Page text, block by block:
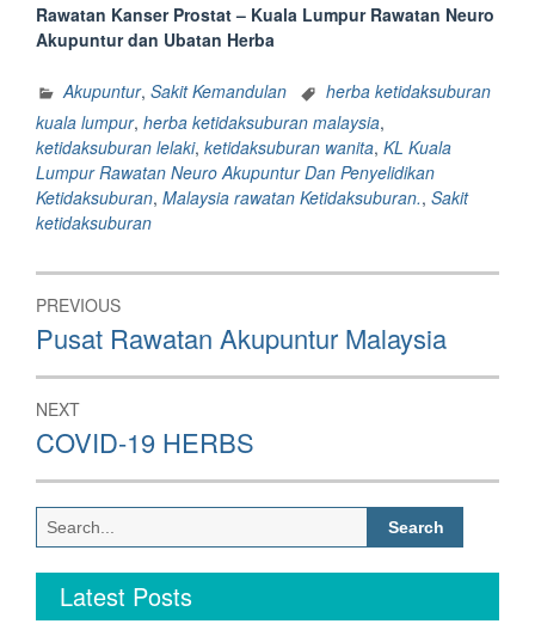
Rawatan Kanser Prostat – Kuala Lumpur Rawatan Neuro
Akupuntur dan Ubatan Herba
Akupuntur, Sakit Kemandulan
herba ketidaksuburan
kuala lumpur, herba ketidaksuburan malaysia,
ketidaksuburan lelaki, ketidaksuburan wanita, KL Kuala
Lumpur Rawatan Neuro Akupuntur Dan Penyelidikan
Ketidaksuburan, Malaysia rawatan Ketidaksuburan., Sakit
ketidaksuburan
Post
navigation
PREVIOUS
Previous
post:
Pusat Rawatan Akupuntur Malaysia
NEXT
Next
post:
COVID-19 HERBS
Search
for:
Latest Posts